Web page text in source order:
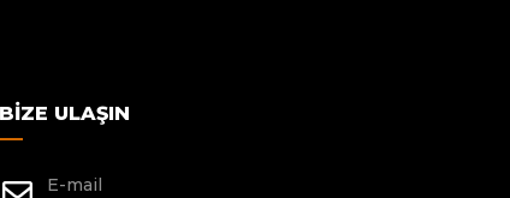
BIZE ULAŞIN
E-mail